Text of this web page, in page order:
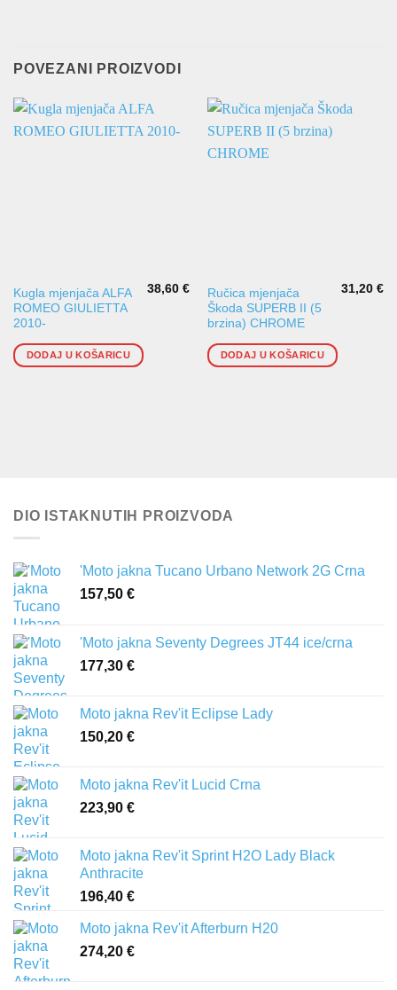
POVEZANI PROIZVODI
Kugla mjenjača ALFA
ROMEO GIULIETTA
2010-
38,60€
DODAJ U KOŠARICU
Ručica mjenjača
Škoda SUPERB II (5
brzina) CHROME
31,20€
DODAJ U KOŠARICU
DIO ISTAKNUTIH PROIZVODA
'Moto jakna Tucano Urbano Network 2G Crna
157,50 €
'Moto jakna Seventy Degrees JT44 ice/crna
177,30 €
Moto jakna Rev'it Eclipse Lady
150,20 €
Moto jakna Rev'it Lucid Crna
223,90 €
Moto jakna Rev'it Sprint H2O Lady Black
Anthracite
196,40 €
Moto jakna Rev'it Afterburn H20
274,20 €